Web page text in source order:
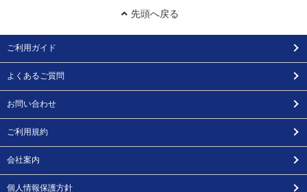
先頭へ戻る
ご利用ガイド
よくあるご質問
お問い合わせ
ご利用規約
会社案内
個人情報保護方針